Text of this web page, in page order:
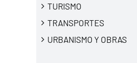
TURISMO
TRANSPORTES
URBANISMO Y OBRAS